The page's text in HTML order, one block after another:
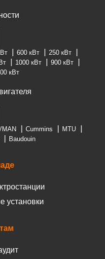
600 кВт
250 кВт
1000 кВт
900 кВт
кВт
Cummins
MTU
Baudouin
установки